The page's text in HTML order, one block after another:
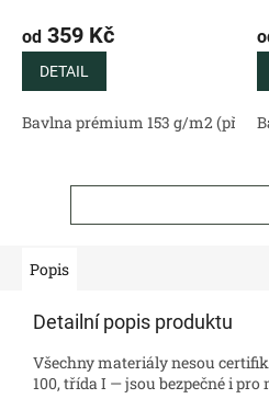
od 359 Kč
DETAIL
Bavlna prémium 153 g/m2
Popis
Detailní popis produktu
Všechny materiály nesou
100, třída I — jsou bezpečné i